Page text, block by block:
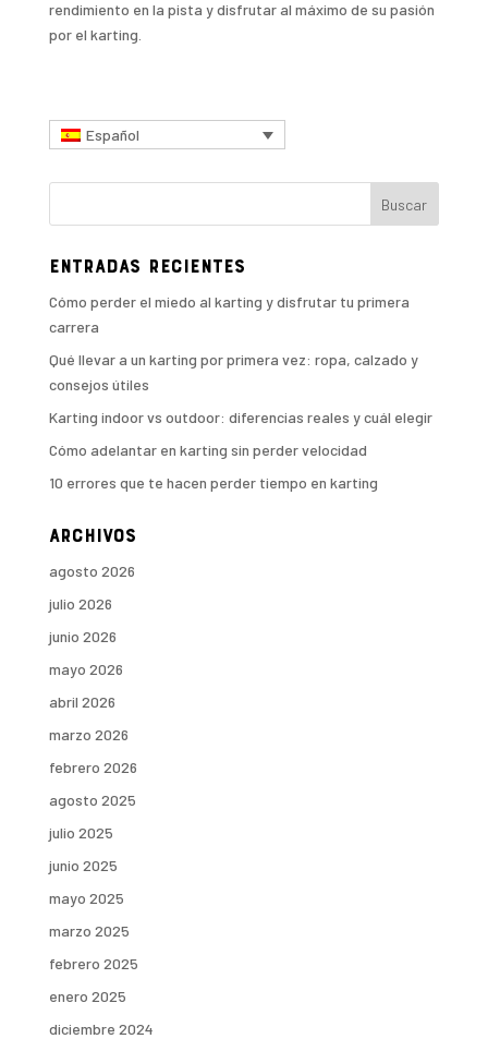
rendimiento en la pista y disfrutar al máximo de su pasión
por el karting.
Español
Entradas recientes
Cómo perder el miedo al karting y disfrutar tu primera
carrera
Qué llevar a un karting por primera vez: ropa, calzado y
consejos útiles
Karting indoor vs outdoor: diferencias reales y cuál elegir
Cómo adelantar en karting sin perder velocidad
10 errores que te hacen perder tiempo en karting
Archivos
agosto 2026
julio 2026
junio 2026
mayo 2026
abril 2026
marzo 2026
febrero 2026
agosto 2025
julio 2025
junio 2025
mayo 2025
marzo 2025
febrero 2025
enero 2025
diciembre 2024